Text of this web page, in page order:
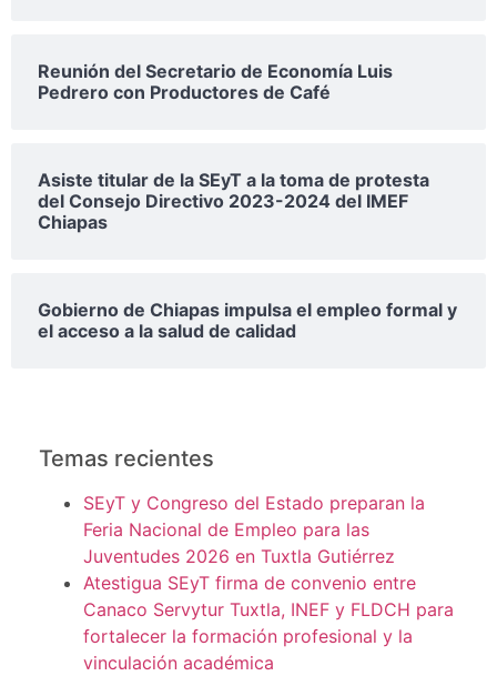
Reunión del Secretario de Economía Luis
Pedrero con Productores de Café
Asiste titular de la SEyT a la toma de protesta
del Consejo Directivo 2023-2024 del IMEF
Chiapas
Gobierno de Chiapas impulsa el empleo formal y
el acceso a la salud de calidad
Temas recientes
SEyT y Congreso del Estado preparan la
Feria Nacional de Empleo para las
Juventudes 2026 en Tuxtla Gutiérrez
Atestigua SEyT firma de convenio entre
Canaco Servytur Tuxtla, INEF y FLDCH para
fortalecer la formación profesional y la
vinculación académica